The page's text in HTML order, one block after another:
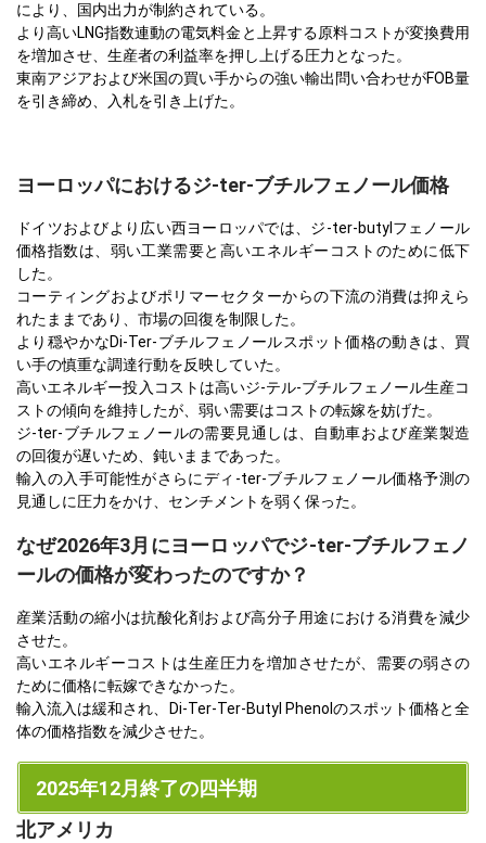
により、国内出力が制約されている。
より高いLNG指数連動の電気料金と上昇する原料コストが変換費用
を増加させ、生産者の利益率を押し上げる圧力となった。
東南アジアおよび米国の買い手からの強い輸出問い合わせがFOB量
を引き締め、入札を引き上げた。
ヨーロッパにおけるジ-ter-ブチルフェノール価格
ドイツおよびより広い西ヨーロッパでは、ジ-ter-butylフェノール
価格指数は、弱い工業需要と高いエネルギーコストのために低下
した。
コーティングおよびポリマーセクターからの下流の消費は抑えら
れたままであり、市場の回復を制限した。
より穏やかなDi-Ter-ブチルフェノールスポット価格の動きは、買
い手の慎重な調達行動を反映していた。
高いエネルギー投入コストは高いジ-テル-ブチルフェノール生産コ
ストの傾向を維持したが、弱い需要はコストの転嫁を妨げた。
ジ-ter-ブチルフェノールの需要見通しは、自動車および産業製造
の回復が遅いため、鈍いままであった。
輸入の入手可能性がさらにディ-ter-ブチルフェノール価格予測の
見通しに圧力をかけ、センチメントを弱く保った。
なぜ2026年3月にヨーロッパでジ-ter-ブチルフェノ
ールの価格が変わったのですか？
産業活動の縮小は抗酸化剤および高分子用途における消費を減少
させた。
高いエネルギーコストは生産圧力を増加させたが、需要の弱さの
ために価格に転嫁できなかった。
輸入流入は緩和され、Di-Ter-Ter-Butyl Phenolのスポット価格と全
体の価格指数を減少させた。
2025年12月終了の四半期
北アメリカ